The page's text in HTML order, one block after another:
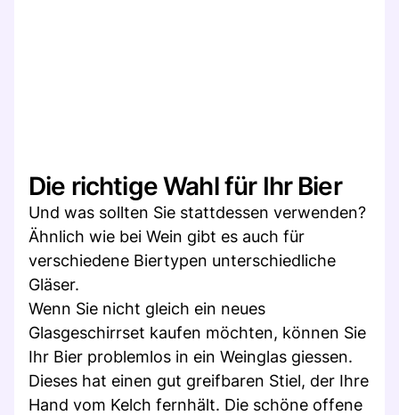
Die richtige Wahl für Ihr Bier
Und was sollten Sie stattdessen verwenden?
Ähnlich wie bei Wein gibt es auch für
verschiedene Biertypen unterschiedliche
Gläser.
Wenn Sie nicht gleich ein neues
Glasgeschirrset kaufen möchten, können Sie
Ihr Bier problemlos in ein Weinglas giessen.
Dieses hat einen gut greifbaren Stiel, der Ihre
Hand vom Kelch fernhält. Die schöne offene